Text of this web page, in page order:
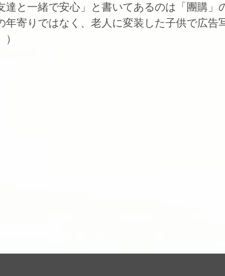
達と一緒で安心」と書いてあるのは「團購」
寄りではなく、老人に変装した子供で広告